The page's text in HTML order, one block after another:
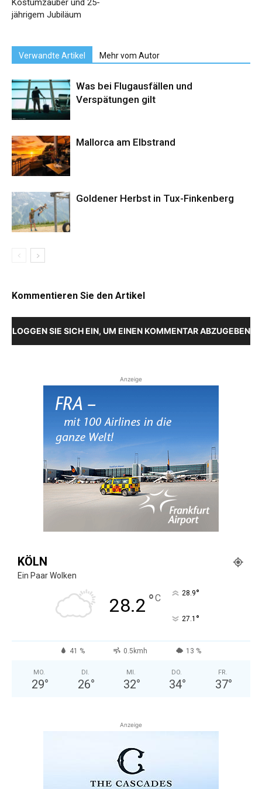
Kostümzauber und 25-
jährigem Jubiläum
Verwandte Artikel Mehr vom Autor
Was bei Flugausfällen und
Verspätungen gilt
Mallorca am Elbstrand
Goldener Herbst in Tux-Finkenberg
Kommentieren Sie den Artikel
LOGGEN SIE SICH EIN, UM EINEN KOMMENTAR ABZUGEBEN
Anzeige
KÖLN
Ein Paar Wolken
28.2 °C 28.9°
27.1 °
41 % 0.5kmh 13 %
MO.
29°
DI.
26°
MI.
32°
DO.
34°
FR.
37°
Anzeige